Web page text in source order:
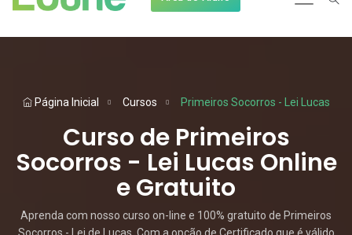
Página Inicial Cursos Primeiros Socorros - Lei Lucas
Curso de Primeiros
Socorros - Lei Lucas Online
e Gratuito
Aprenda com nosso curso on-line e 100% gratuito de Primeiros